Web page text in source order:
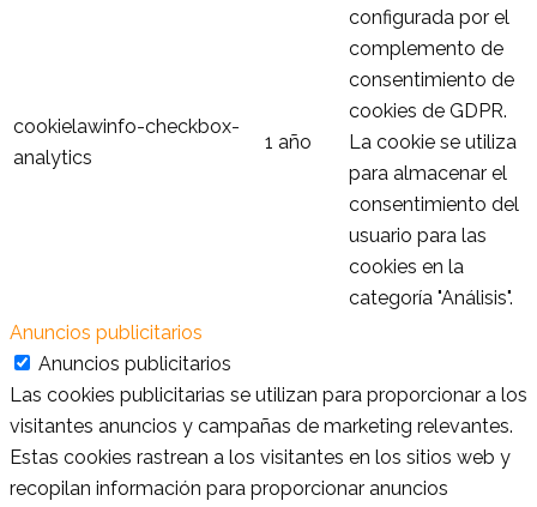
cookielawinfo-checkbox-
analytics
1 año
configurada por el
complemento de
consentimiento de
cookies de GDPR.
La cookie se utiliza
para almacenar el
consentimiento del
usuario para las
cookies en la
categoría "Análisis".
Anuncios publicitarios
Anuncios publicitarios
Las cookies publicitarias se utilizan para proporcionar a los
visitantes anuncios y campañas de marketing relevantes.
Estas cookies rastrean a los visitantes en los sitios web y
recopilan información para proporcionar anuncios